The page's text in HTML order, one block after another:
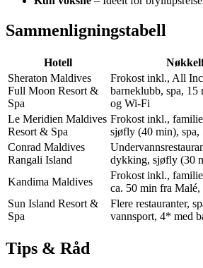
Sammenligningstabell
Hotell
Sheraton Maldives
Full Moon Resort &
Spa
Frokost inkl., All
barneklubb, spa,
og Wi-Fi
Le Meridien Maldives
Resort & Spa
Frokost inkl.,
sjøfly (40 min),
Conrad Maldives
Rangali Island
dykking, sjøfly (30
Kandima Maldives
Frokost inkl.,
ca. 50 min fra
Sun Island Resort &
Spa
Flere restauranter,
vannsport, 4* med
Tips & Råd